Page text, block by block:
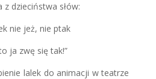
dzieciństwa słów:
nie jeż, nie ptak
ja zwę się tak!”
lalek do animacji w teatrze